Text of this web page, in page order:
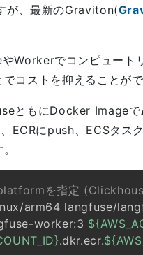
が、最新のGraviton(
でコンピュート
コストを抑えることがで
ともにDocker Imageで
ECRにpush、ECSタス
を指定
worker:3
.dkr.ecr.